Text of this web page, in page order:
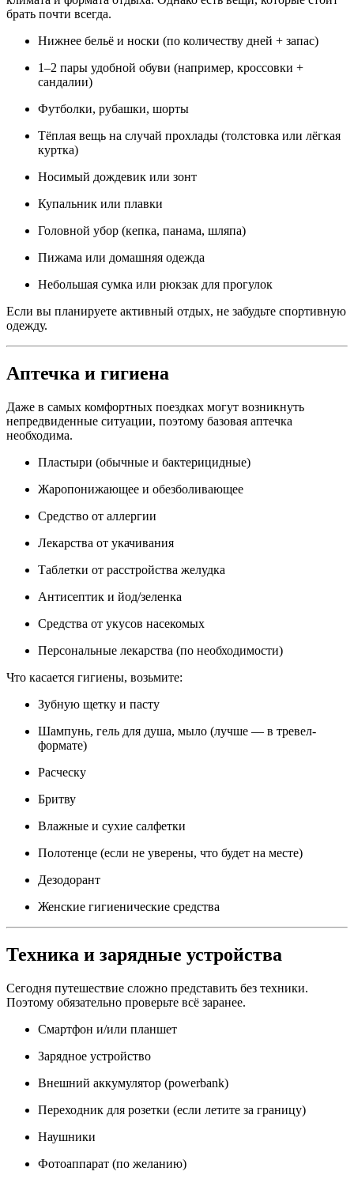
брать почти всегда.
Нижнее бельё и носки (по количеству дней + запас)
1–2 пары удобной обуви (например, кроссовки +
сандалии)
Футболки, рубашки, шорты
Тёплая вещь на случай прохлады (толстовка или лёгкая
куртка)
Носимый дождевик или зонт
Купальник или плавки
Головной убор (кепка, панама, шляпа)
Пижама или домашняя одежда
Небольшая сумка или рюкзак для прогулок
Если вы планируете активный отдых, не забудьте спортивную
одежду.
Аптечка и гигиена
Даже в самых комфортных поездках могут возникнуть
непредвиденные ситуации, поэтому базовая аптечка
необходима.
Пластыри (обычные и бактерицидные)
Жаропонижающее и обезболивающее
Средство от аллергии
Лекарства от укачивания
Таблетки от расстройства желудка
Антисептик и йод/зеленка
Средства от укусов насекомых
Персональные лекарства (по необходимости)
Что касается гигиены, возьмите:
Зубную щетку и пасту
Шампунь, гель для душа, мыло (лучше — в тревел-
формате)
Расческу
Бритву
Влажные и сухие салфетки
Полотенце (если не уверены, что будет на месте)
Дезодорант
Женские гигиенические средства
Техника и зарядные устройства
Сегодня путешествие сложно представить без техники.
Поэтому обязательно проверьте всё заранее.
Смартфон и/или планшет
Зарядное устройство
Внешний аккумулятор (powerbank)
Переходник для розетки (если летите за границу)
Наушники
Фотоаппарат (по желанию)